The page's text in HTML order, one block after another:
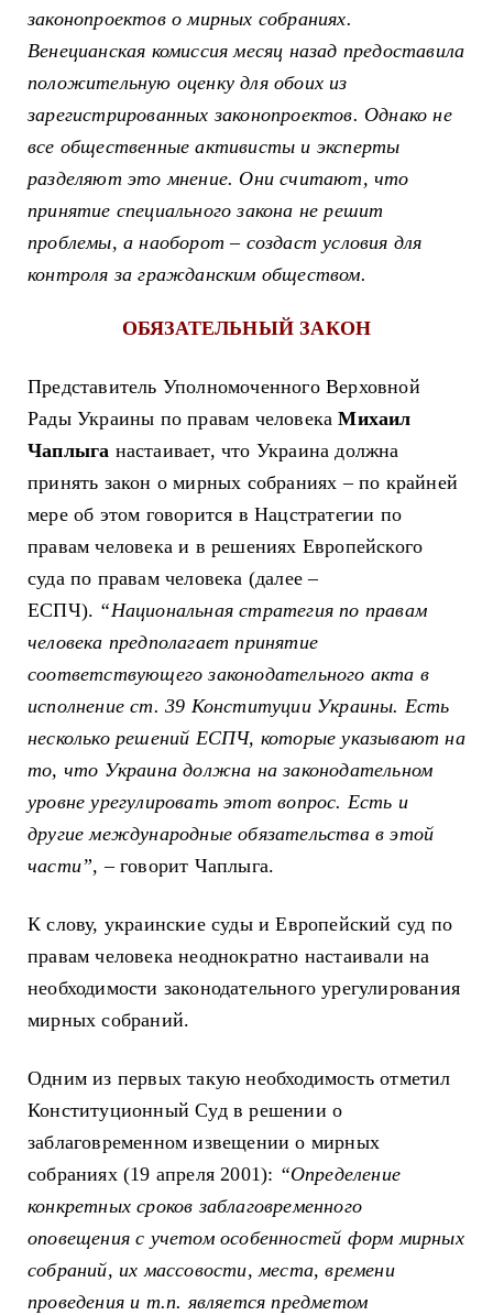
законопроектов о мирных собраниях.
Венецианская комиссия месяц назад предоставила
положительную оценку для обоих из
зарегистрированных законопроектов. Однако не
все общественные активисты и эксперты
разделяют это мнение. Они считают, что
принятие специального закона не решит
проблемы, а наоборот – создаст условия для
контроля за гражданским обществом.
ОБЯЗАТЕЛЬНЫЙ ЗАКОН
Представитель Уполномоченного Верховной
Рады Украины по правам человека Михаил
Чаплыга настаивает, что Украина должна
принять закон о мирных собраниях – по крайней
мере об этом говорится в Нацстратегии по
правам человека и в решениях Европейского
суда по правам человека (далее –
ЕСПЧ). “Национальная стратегия по правам
человека предполагает принятие
соответствующего законодательного акта в
исполнение ст. 39 Конституции Украины. Есть
несколько решений ЕСПЧ, которые указывают на
то, что Украина должна на законодательном
уровне урегулировать этот вопрос. Есть и
другие международные обязательства в этой
части”, – говорит Чаплыга.
К слову, украинские суды и Европейский суд по
правам человека неоднократно настаивали на
необходимости законодательного урегулирования
мирных собраний.
Одним из первых такую необходимость отметил
Конституционный Суд в решении о
заблаговременном извещении о мирных
собраниях (19 апреля 2001): “Определение
конкретных сроков заблаговременного
оповещения с учетом особенностей форм мирных
собраний, их массовости, места, времени
проведения и т.п. является предметом